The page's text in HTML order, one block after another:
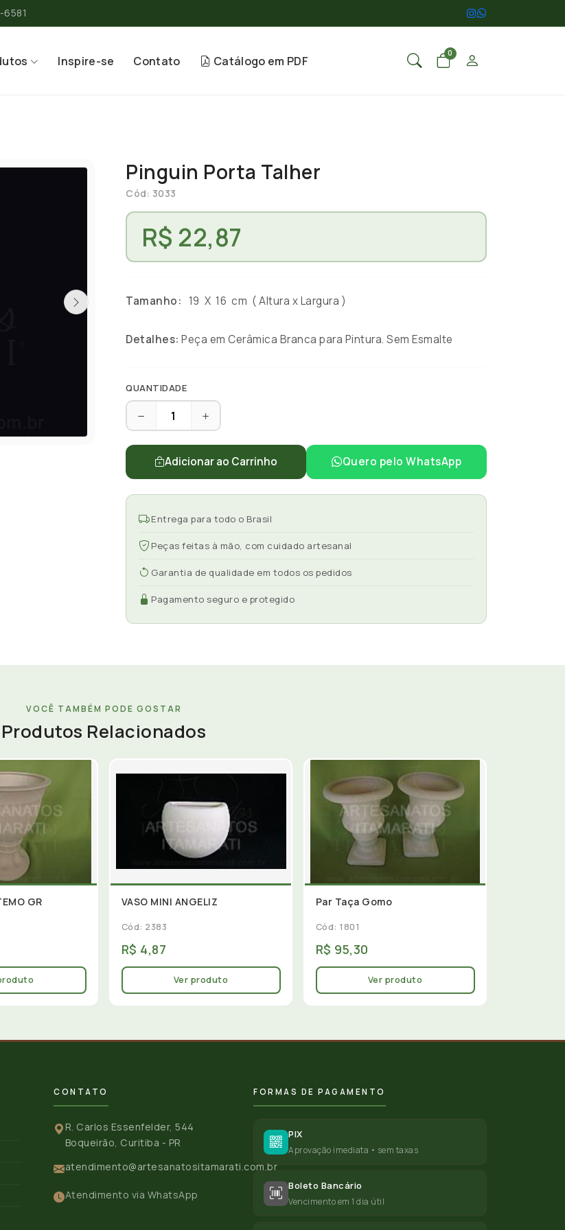
6581
Inspire-se Contato Catálogo em PDF
0
Pinguin Porta Talher
Cód: 3033
R$ 22,87
Tamanho: 19 X 16 cm ( Altura x Largura )
Detalhes: Peça em Cerâmica Branca para Pintura. Sem Esmalte
QUANTIDADE
Adicionar ao Carrinho Quero pelo WhatsApp
Entrega para todo o Brasil
Peças feitas à mão, com cuidado artesanal
Garantia de qualidade em todos os pedidos
Pagamento seguro e protegido
VOCÊ TAMBÉM PODE GOSTAR
Produtos Relacionados
GR VASO MINI ANGELIZ
Cód: 2383
R$ 4,87
Ver produto
Par Taça Gomo
Cód: 1801
R$ 95,30
Ver produto
CONTATO
R. Carlos Essenfelder, 544
Boqueirão, Curitiba - PR
atendimento@artesanatositamarati.com.br
Atendimento via WhatsApp
FORMAS DE PAGAMENTO
PIX
Aprovação imediata • sem taxas
Boleto Bancário
Vencimento em 1 dia útil